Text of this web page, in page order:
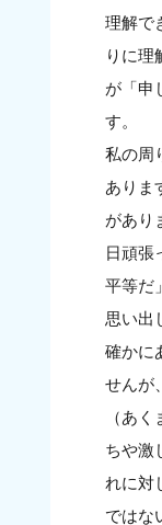
理解で
りに理
が「申
す。
私の周
ありま
があり
日頑張
平等だ
思い出
確かに
せんが
（あ
ちや激
れに対
ではな